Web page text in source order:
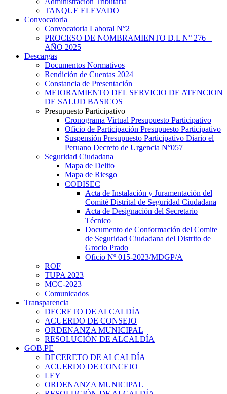
TANQUE ELEVADO
Convocatoria
Convocatoria Laboral N°2
PROCESO DE NOMBRAMIENTO D.L N° 276 –
AÑO 2025
Descargas
Documentos Normativos
Rendición de Cuentas 2024
Constancia de Presentación
MEJORAMIENTO DEL SERVICIO DE ATENCION
DE SALUD BASICOS
Presupuesto Participativo
Cronograma Virtual Presupuesto Participativo
Oficio de Participación Presupuesto Participativo
Suspensión Presupuesto Participativo Diario el
Peruano Decreto de Urgencia N°057
Seguridad Ciudadana
Mapa de Delito
Mapa de Riesgo
CODISEC
Acta de Instalación y Juramentación del
Comité Distrital de Seguridad Ciudadana
Acta de Designación del Secretario
Técnico
Documento de Conformación del Comite
de Seguridad Ciudadana del Distrito de
Grocio Prado
Oficio Nº 015-2023/MDGP/A
ROF
TUPA 2023
MCC-2023
Comunicados
Transparencia
DECRETO DE ALCALDÍA
ACUERDO DE CONSEJO
ORDENANZA MUNICIPAL
RESOLUCIÓN DE ALCALDÍA
GOB.PE
DECERETO DE ALCALDÍA
ACUERDO DE CONCEJO
LEY
ORDENANZA MUNICIPAL